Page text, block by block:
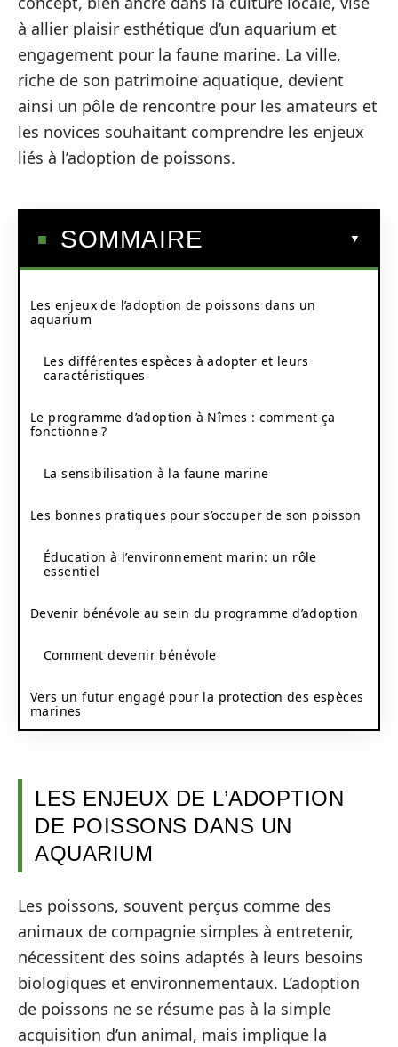
à allier plaisir esthétique d’un aquarium et
engagement pour la faune marine. La ville,
riche de son patrimoine aquatique, devient
ainsi un pôle de rencontre pour les amateurs et
les novices souhaitant comprendre les enjeux
liés à l’adoption de poissons.
SOMMAIRE
Les enjeux de l’adoption de poissons dans un
aquarium
Les différentes espèces à adopter et leurs
caractéristiques
Le programme d’adoption à Nîmes : comment ça
fonctionne ?
La sensibilisation à la faune marine
Les bonnes pratiques pour s’occuper de son poisson
Éducation à l’environnement marin: un rôle
essentiel
Devenir bénévole au sein du programme d’adoption
Comment devenir bénévole
Vers un futur engagé pour la protection des espèces
marines
LES ENJEUX DE L’ADOPTION
DE POISSONS DANS UN
AQUARIUM
Les poissons, souvent perçus comme des
animaux de compagnie simples à entretenir,
nécessitent des soins adaptés à leurs besoins
biologiques et environnementaux. L’adoption
de poissons ne se résume pas à la simple
acquisition d’un animal, mais implique la